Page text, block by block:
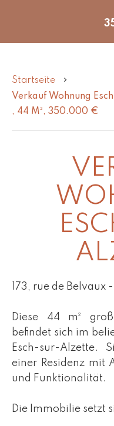
Startseite
Verkauf Wohnung
, 44 M², 350.000 €
173, rue de
Diese 44 m²
befindet sich im
Esch-sur-Alzette.
einer Residenz mit
und Funktionalität.
Die Immobilie setzt